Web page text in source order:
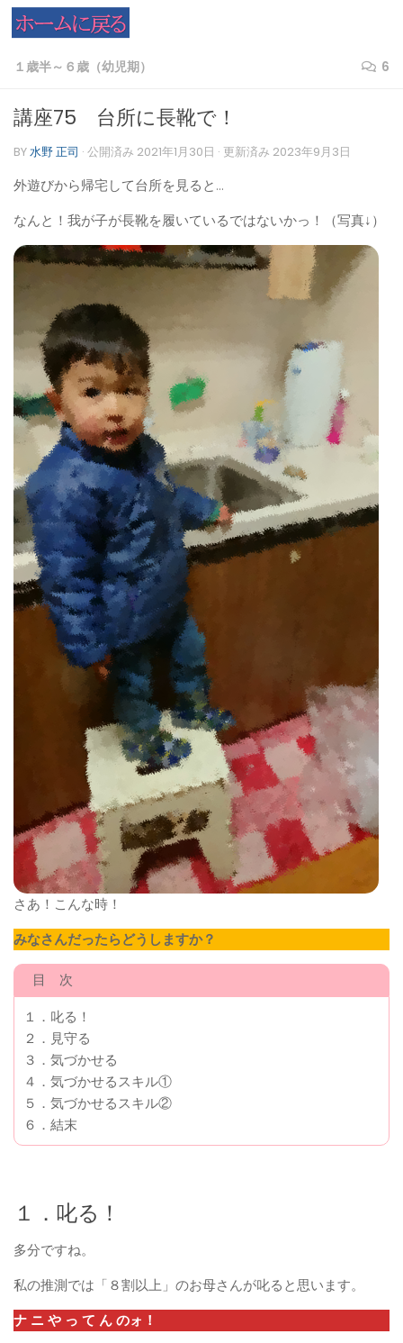
コンテンツへスキップ
１歳半～６歳（幼児期） 6
講座75 台所に長靴で！
BY水野 正司 · 公開済み 2021年1月30日 · 更新済み 2023年9月3日
外遊びから帰宅して台所を見ると…
なんと！我が子が長靴を履いているではないかっ！（写真↓）
さあ！こんな時！
みなさんだったらどうしますか？
目 次
１．叱る！
２．見守る
３．気づかせる
４．気づかせるスキル①
５．気づかせるスキル②
６．結末
１．叱る！
多分ですね。
私の推測では「８割以上」のお母さんが叱ると思います。
ナ ニ や っ て ん のォ！